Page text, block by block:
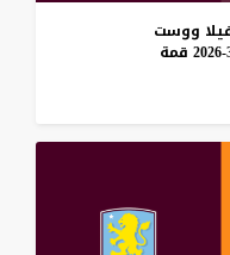
ووست
قمة